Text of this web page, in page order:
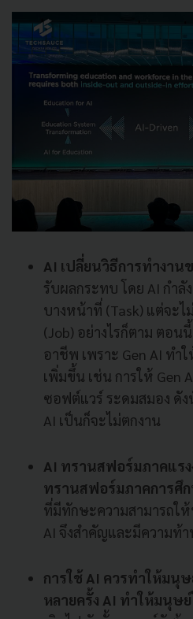
AI เปลี่ยนวิธีการทำงาน
รับผลกระทบ โดย AI กำ
บางหน้าที่ (Task) แต่จะ
(Job) อย่างไรก็ตาม ตอน
อาชีพ เพราะ Gen AI ทำ
เพิ่มขึ้น เช่น การให้ Gen
ซอฟต์แวร์ ระดมสมอง ดั
AI เป็นก็จะไม่ตกงาน
AI ทรานสฟอร์มภาคแรง
ทรานสฟอร์มภาคการศึ
ที่มีทักษะความสามารถใ
AI จึงสำคัญและมีความท้า
การใช้ AI ควรทำให้มนุ
หลายครั้ง AI ทำให้มนุษย์